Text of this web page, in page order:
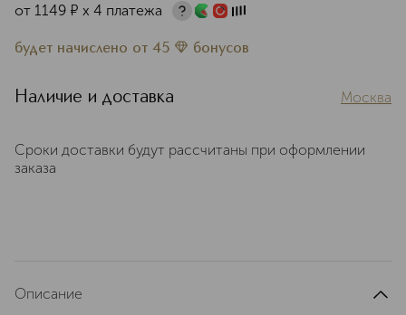
от 1149 ¤ х 4 платежа
будет начислено от 45 бонусов
Наличие и доставка Москва
Сроки доставки будут рассчитаны при оформлении
заказа
Описание